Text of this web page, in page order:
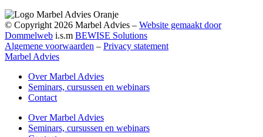
© Copyright 2026 Marbel Advies – Website gemaakt door
Dommelweb i.s.m BEWISE Solutions
Algemene voorwaarden – Privacy statement
Marbel Advies
Over Marbel Advies
Seminars, cursussen en webinars
Contact
Over Marbel Advies
Seminars, cursussen en webinars